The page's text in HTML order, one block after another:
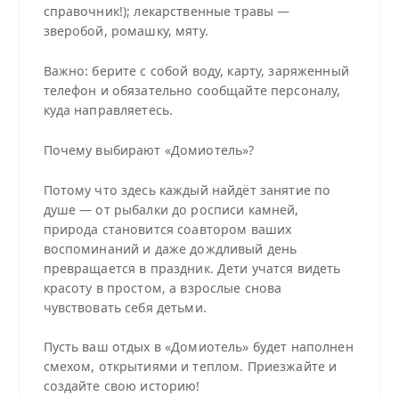
справочник!); лекарственные травы —
зверобой, ромашку, мяту.
Важно: берите с собой воду, карту, заряженный
телефон и обязательно сообщайте персоналу,
куда направляетесь.
Почему выбирают «Домиотель»?
Потому что здесь каждый найдёт занятие по
душе — от рыбалки до росписи камней,
природа становится соавтором ваших
воспоминаний и даже дождливый день
превращается в праздник. Дети учатся видеть
красоту в простом, а взрослые снова
чувствовать себя детьми.
Пусть ваш отдых в «Домиотель» будет наполнен
смехом, открытиями и теплом. Приезжайте и
создайте свою историю!